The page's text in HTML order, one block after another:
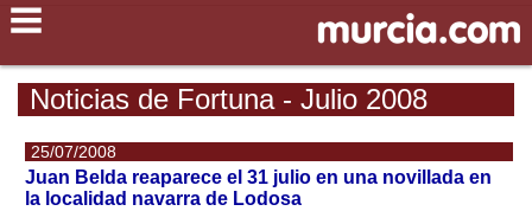
Noticias de Fortuna - Julio 2008
25/07/2008
Juan Belda reaparece el 31 julio en una novillada en
la localidad navarra de Lodosa